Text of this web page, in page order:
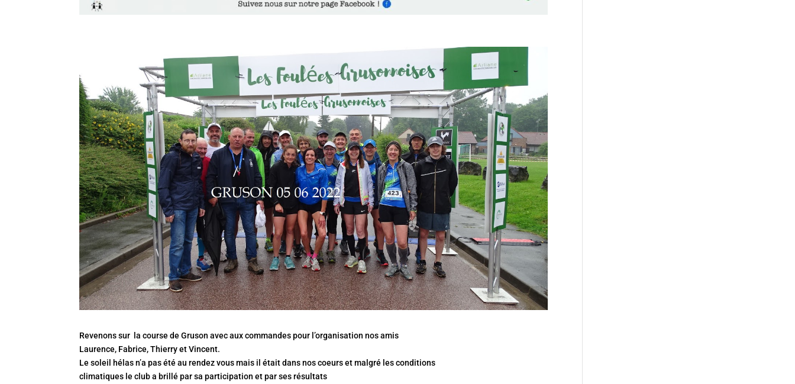
Revenons sur la course de Gruson avec aux commandes pour l’organisation nos amis
Laurence, Fabrice, Thierry et Vincent.
Le soleil hélas n’a pas été au rendez vous mais il était dans nos coeurs et malgré les conditions
climatiques le club a brillé par sa participation et par sesrésultats